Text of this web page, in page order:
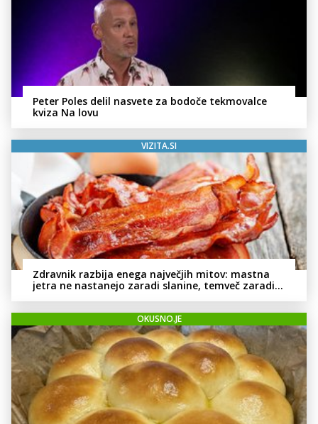
Peter Poles delil nasvete za bodoče tekmovalce
kviza Na lovu
VIZITA.SI
Zdravnik razbija enega največjih mitov: mastna
jetra ne nastanejo zaradi slanine, temveč zaradi
OKUSNO.JE